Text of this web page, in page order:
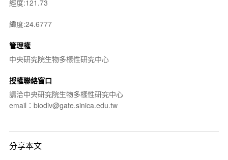
經度:121.73
緯度:24.6777
管理權
中央研究院生物多樣性研究中心
授權聯絡窗口
請洽中央研究院生物多樣性研究中心
email：biodiv@gate.sinica.edu.tw
分享本文